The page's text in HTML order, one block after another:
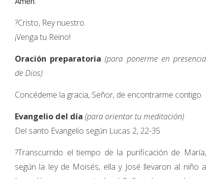
?Cristo, Rey nuestro.
¡Venga tu Reino!
Oración preparatoria (para ponerme en presencia
de Dios)
Concédeme la gracia, Señor, de encontrarme contigo.
Evangelio del día (para orientar tu meditación)
Del santo Evangelio según Lucas 2, 22-35
?Transcurrido el tiempo de la purificación de María,
según la ley de Moisés, ella y José llevaron al niño a